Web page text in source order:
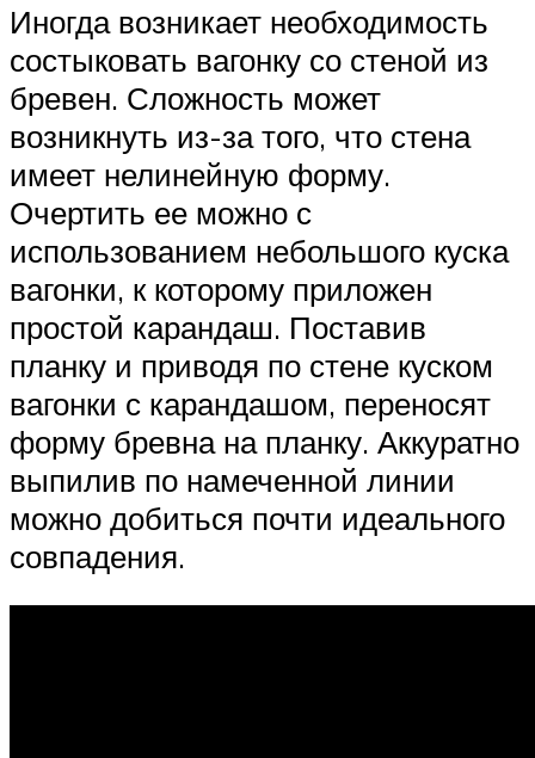
Иногда возникает необходимость
состыковать вагонку со стеной из
бревен. Сложность может
возникнуть из-за того, что стена
имеет нелинейную форму.
Очертить ее можно с
использованием небольшого куска
вагонки, к которому приложен
простой карандаш. Поставив
планку и приводя по стене куском
вагонки с карандашом, переносят
форму бревна на планку. Аккуратно
выпилив по намеченной линии
можно добиться почти идеального
совпадения.